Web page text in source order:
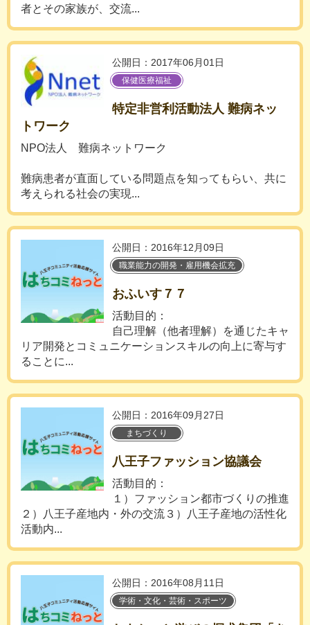
者とその家族が、交流...
公開日：2017年06月01日
保健医療福祉
特定非営利活動法人 難病ネッ
トワーク
NPO法人 難病ネットワーク
難病患者が直面している問題点を知ってもらい、共に
考えられる社会の実現...
公開日：2016年12月09日
職業能力の開発・雇用機会拡充
おふいす７７
活動目的：
自己理解（他者理解）を通じたキャ
リア開発とコミュニケーションスキルの向上に寄与す
ることに...
公開日：2016年09月27日
まちづくり
八王子ファッション協議会
活動目的：
１）ファッション都市づくりの推進
２）八王子産地内・外の交流３）八王子産地の活性化
活動内...
公開日：2016年08月11日
学術・文化・芸術・スポーツ